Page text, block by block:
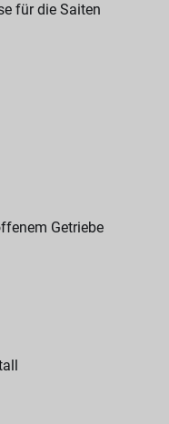
für die Saiten
Getriebe